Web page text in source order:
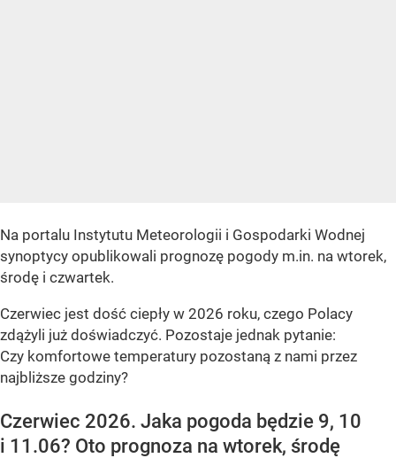
Na portalu Instytutu Meteorologii i Gospodarki Wodnej
synoptycy opublikowali prognozę pogody m.in. na wtorek,
środę i czwartek.
Czerwiec jest dość ciepły w 2026 roku, czego Polacy
zdążyli już doświadczyć. Pozostaje jednak pytanie:
Czy komfortowe temperatury pozostaną z nami przez
najbliższe godziny?
Czerwiec 2026. Jaka pogoda będzie 9, 10
i 11.06? Oto prognoza na wtorek, środę